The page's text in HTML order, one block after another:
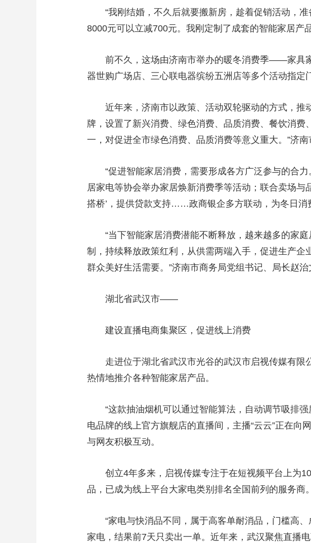
“我刚结婚，不久后就要搬新房，趁着促销活动，准
8000元可以立减700元。我刚定制了成套的智能家居
前不久，这场由济南市举办的暖冬消费季——家具家
器世购广场店、三心联电器缤纷五洲店等多个活动指定
近年来，济南市以政策、活动双轮驱动的方式，推
牌，设置了新兴消费、绿色消费、品质消费、餐饮消费
一，对促进全市绿色消费、品质消费等意义重大。”济
“促进智能家居消费，需要形成各方广泛参与的合力
居家电等协会举办家居焕新消费季等活动；联合卖场
搭桥’，提供贷款支持……政商银企多方联动，为冬日消
“当下智能家居消费潜能不断释放，越来越多的家庭
制，持续释放政策红利，从供需两端入手，促进生产
群众美好生活需要。”济南市商务局党组书记、局长赵治
湖北省武汉市——
建设直播电商集聚区，促进线上消费
走进位于湖北省武汉市光谷的武汉市启视传媒有限
热情地推介各种智能家居产品。
“这款抽油烟机可以通过智能算法，自动调节吸排强
电品牌的线上官方旗舰店的直播间，主播“云云”正在
与网友积极互动。
创立4年多来，启视传媒专注于在短视频平台上为10
品，已成为线上平台大家电类别排名全国前列的服务商
“家电与快消品不同，属于高客单耐消品，门槛高、
家电，结果前7天只卖出一单。近年来，武汉聚焦直播